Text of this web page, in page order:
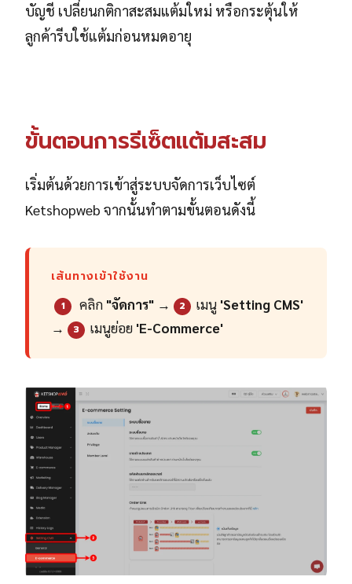
บัญชี เปลี่ยนกติกาสะสมแต้มใหม่ หรือกระตุ้นให้
ลูกค้ารีบใช้แต้มก่อนหมดอายุ
ขั้นตอนการรีเซ็ตแต้มสะสม
เริ่มต้นด้วยการเข้าสู่ระบบจัดการเว็บไซต์
Ketshopweb จากนั้นทำตามขั้นตอนดังนี้
เส้นทางเข้าใช้งาน
1 คลิก "จัดการ" → 2 เมนู 'Setting CMS'
→
3 เมนูย่อย 'E-Commerce'